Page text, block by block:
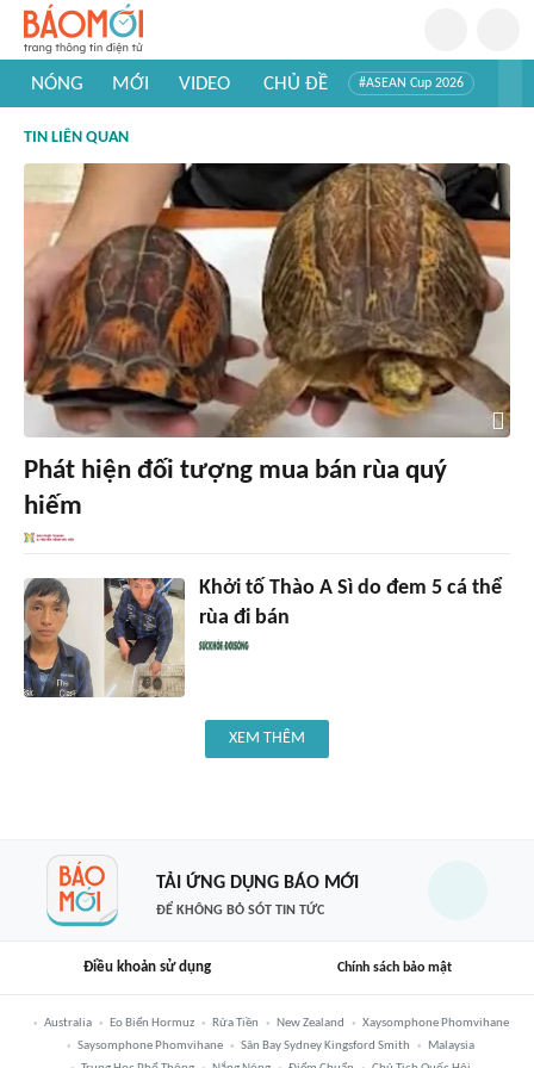
NÓNG MỚI VIDEO CHỦ ĐỀ #ASEAN Cup 2026
#Khám phá thế giới
TIN LIÊN QUAN
Phát hiện đối tượng mua bán rùa quý
hiếm
Khởi tố Thào A Sì do đem 5 cá thể
rùa đi bán
XEM THÊM
TẢI ỨNG DỤNG BÁO MỚI
ĐỂ KHÔNG BỎ SÓT TIN TỨC
Điều khoản sử dụng Chính sách bảo mật
Australia Eo Biển Hormuz Rửa Tiền New Zealand
Xaysomphone Phomvihane
Saysomphone Phomvihane
Sân Bay Sydney Kingsford Smith
Malaysia